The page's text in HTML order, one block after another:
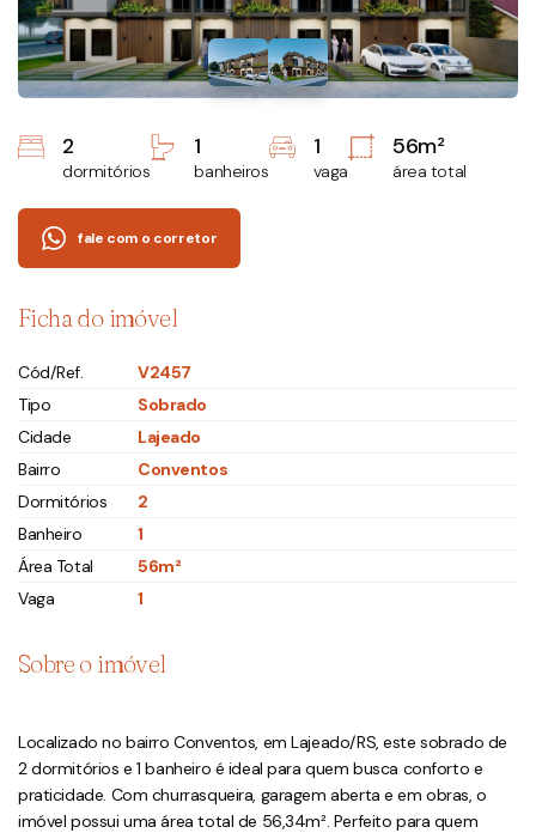
2
dormitórios
1
banheiros
1
vaga
56m²
área total
fale com o corretor
Ficha do imóvel
Cód/Ref.
V2457
Tipo
Sobrado
Cidade
Lajeado
Bairro
Conventos
Dormitórios
2
Banheiro
1
Área Total
56m²
Vaga
1
Sobre o imóvel
Localizado no bairro Conventos, em Lajeado/RS, este sobrado de
2 dormitórios e 1 banheiro é ideal para quem busca conforto e
praticidade. Com churrasqueira, garagem aberta e em obras, o
imóvel possui uma área total de 56,34m². Perfeito para quem